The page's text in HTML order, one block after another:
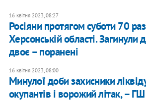
16 квітня 2023, 08:27
Росіяни протягом суботи 70
Херсонській області. Загинули
двоє – поранені
16 квітня 2023, 08:00
Минулої доби захисники
окупантів і ворожий літак, – ГШ